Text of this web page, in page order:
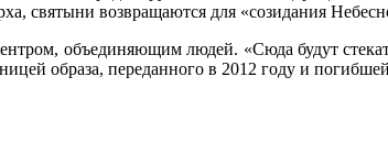
святыни возвращаются для «созидания
объединяющим людей. «Сюда будут
образа, переданного в 2012 году и